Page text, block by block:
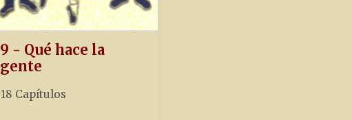
9 - Qué hace la
gente
18 Capítulos